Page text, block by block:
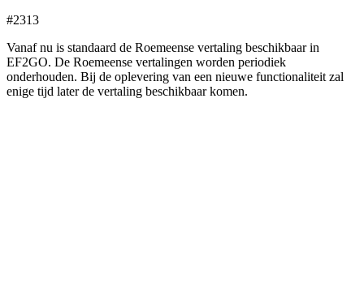
#2313
Vanaf nu is standaard de Roemeense vertaling beschikbaar in
EF2GO. De Roemeense vertalingen worden periodiek
onderhouden. Bij de oplevering van een nieuwe functionaliteit zal
enige tijd later de vertaling beschikbaar komen.